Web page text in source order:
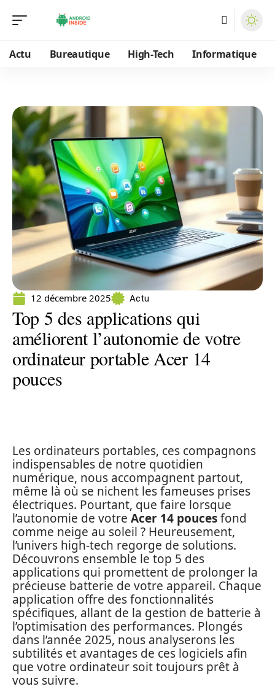
Actu Bureautique High-Tech Informatique
12 décembre 2025 Actu
Top 5 des applications qui
améliorent l’autonomie de votre
ordinateur portable Acer 14
pouces
Les ordinateurs portables, ces compagnons
indispensables de notre quotidien
numérique, nous accompagnent partout,
même là où se nichent les fameuses prises
électriques. Pourtant, que faire lorsque
l’autonomie de votre Acer 14 poucesfond
comme neige au soleil ? Heureusement,
l’univers high-tech regorge de solutions.
Découvrons ensemble le top 5 des
applications qui promettent de prolonger la
précieuse batterie de votre appareil. Chaque
application offre des fonctionnalités
spécifiques, allant de la gestion de batterie à
l’optimisation des performances. Plongés
dans l’année 2025, nous analyserons les
subtilités et avantages de ces logiciels afin
que votre ordinateur soit toujours prêt à
vous suivre.